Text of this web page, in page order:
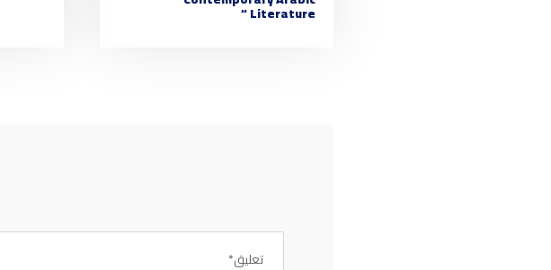
Literature “